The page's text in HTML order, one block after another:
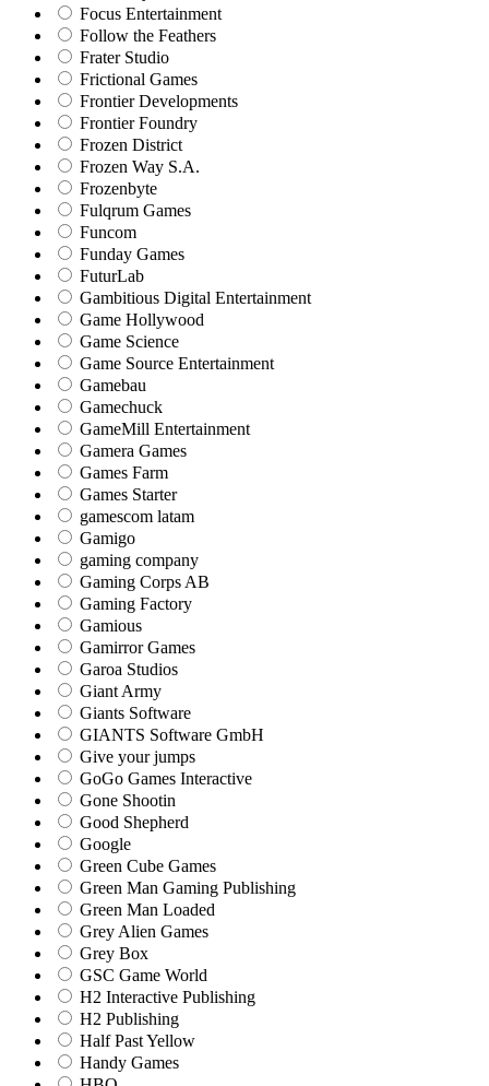
Focus Entertainment
Follow the Feathers
Frater Studio
Frictional Games
Frontier Developments
Frontier Foundry
Frozen District
Frozen Way S.A.
Frozenbyte
Fulqrum Games
Funcom
Funday Games
FuturLab
Gambitious Digital Entertainment
Game Hollywood
Game Science
Game Source Entertainment
Gamebau
Gamechuck
GameMill Entertainment
Gamera Games
Games Farm
Games Starter
gamescom latam
Gamigo
gaming company
Gaming Corps AB
Gaming Factory
Gamious
Gamirror Games
Garoa Studios
Giant Army
Giants Software
GIANTS Software GmbH
Give your jumps
GoGo Games Interactive
Gone Shootin
Good Shepherd
Google
Green Cube Games
Green Man Gaming Publishing
Green Man Loaded
Grey Alien Games
Grey Box
GSC Game World
H2 Interactive Publishing
H2 Publishing
Half Past Yellow
Handy Games